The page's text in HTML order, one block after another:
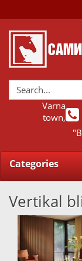
Varna
town,
Categories
Vertikal